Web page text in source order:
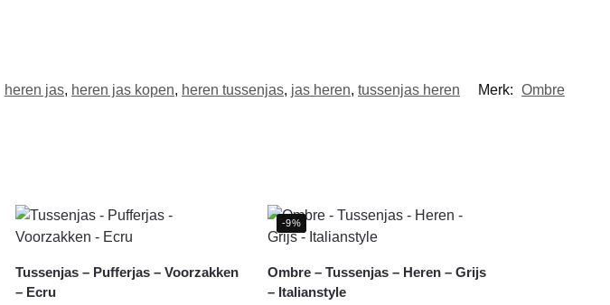
heren jas, heren jas kopen, heren tussenjas, jas heren, tussenjas heren Merk: Ombre
Tussenjas – Pufferjas – Voorzakken
– Ecru
-9%
Ombre – Tussenjas – Heren – Grijs
– Italianstyle